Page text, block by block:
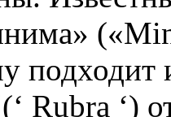
подходит
Rubra ‘)